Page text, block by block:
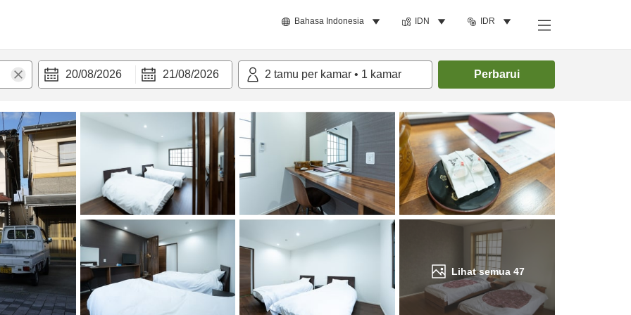
Bahasa Indonesia IDN IDR
20/08/2026 21/08/2026 2 tamu per kamar • 1 kamar Perbarui
Lihat semua 47
Cari kamar